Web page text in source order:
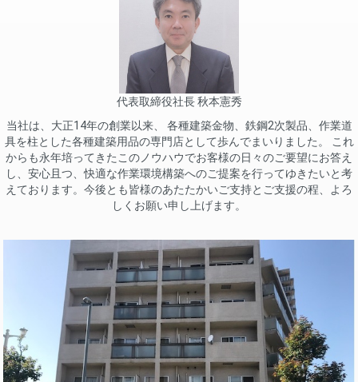
代表取締役社長 秋本憲秀
当社は、大正14年の創業以来、 各種建築金物、鉄鋼2次製品、作業道
具を柱とした各種建築用品の専門店として歩んでまいりました。 これ
からも永年培ってきたこのノウハウでお客様の日々のご要望にお答え
し、安心且つ、快適な作業環境構築へのご提案を行ってゆきたいと考
えております。今後とも皆様のあたたかいご支持とご支援の程、よろ
しくお願い申し上げます。